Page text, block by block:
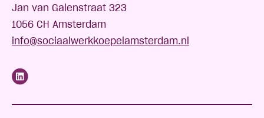
Jan van Galenstraat 323
1056 CH Amsterdam
info@sociaalwerkkoepelamsterdam.nl